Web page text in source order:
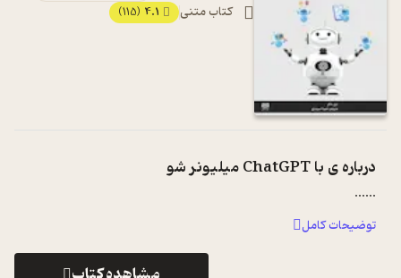
کتاب متنی 4.1
(115)
درباره ی با ChatGPT میلیونر شو
...
...
توضیحات کامل